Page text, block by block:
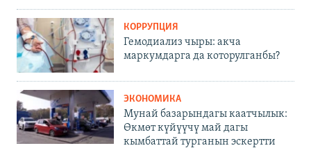
КОРРУПЦИЯ
Гемодиализ чыры: акча
маркумдарга да которулганбы?
ЭКОНОМИКА
Мунай базарындагы каатчылык:
Өкмөт күйүүчү май дагы
кымбаттай турганын эскертти